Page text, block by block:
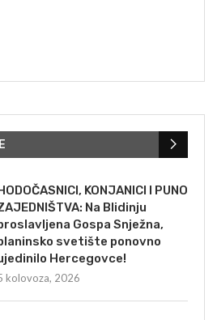
KONJANICI I PUNO
Na Blidinju
Gospa Snježna,
svetište ponovno
Hercegovce!
kolovoza, 2026